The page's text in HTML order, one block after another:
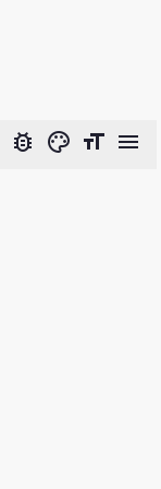
bug_report color_lens format_size menu